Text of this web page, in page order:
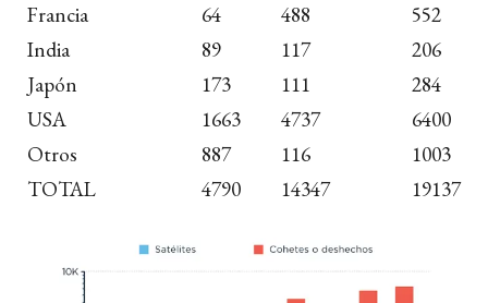
Francia
64 488
552
India
89 117
206
Japón
173 111
284
USA
1663 4737
6400
Otros
887 116
1003
TOTAL
4790 14347 19137